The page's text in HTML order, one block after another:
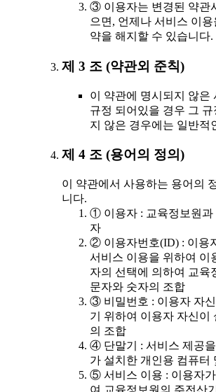
③ 이용자는 변경된 약관
으면, 언제나 서비스 이
약을 해지할 수 있습니다.
제 3 조 (약관외 준칙)
이 약관에 명시되지 않은
규정 되어있을 경우 그
지 않은 경우에는 일반적
제 4 조 (용어의 정의)
이 약관에서 사용하는 용어의
니다.
① 이용자 : 교육정보원과
자
② 이용자번호(ID) : 이용
서비스 이용을 위하여 이
자의 선택에 의하여 교육
문자와 숫자의 조합
③ 비밀번호 : 이용자 자
기 위하여 이용자 자신이
의 조합
④ 단말기 : 서비스 제공
가 설치한 개인용 컴퓨터
⑤ 서비스 이용 : 이용자